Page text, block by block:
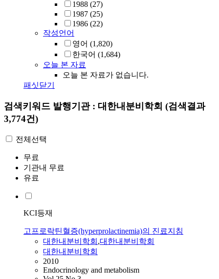
1988 (27)
1987 (25)
1986 (22)
작성언어
영어 (1,820)
한국어 (1,684)
오늘 본 자료
오늘 본 자료가 없습니다.
패싯닫기
검색키워드 발행기관 : 대한내분비학회 (검색결과
3,774건)
전체선택
무료
기관내 무료
유료
KCI등재
고프로락틴혈증(hyperprolactinemia)의 진료지침
대한내분비학회 ,대한내분비학회
대한내분비학회
2010
Endocrinology and metabolism